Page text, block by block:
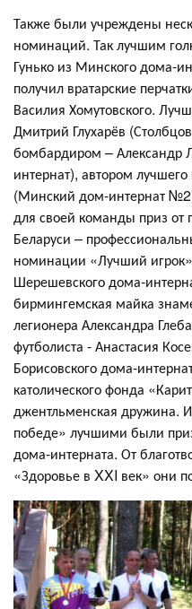
Также были учреждены
номинаций. Так лучшим
Гунько из Минского дома-
получил вратарские
Василия Хомутовского.
Дмитрий Глухарёв
бомбардиром – Александр
интернат), автором
(Минский дом-интернат
для своей команды приз от
Беларуси –
номинации «Лучший
Шерешевского дома-
бирмингемская майка
легионера Александра
футболиста - Анастасия
Борисовского дома-
католического фонда
джентльменская дружина.
победе» лучшими были
дома-интерната. От
«Здоровье в XXI век» они